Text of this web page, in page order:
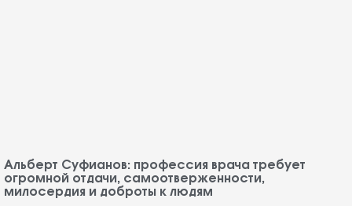
Альберт Суфианов: профессия врача требует
огромной отдачи, самоотверженности,
милосердия и доброты к людям